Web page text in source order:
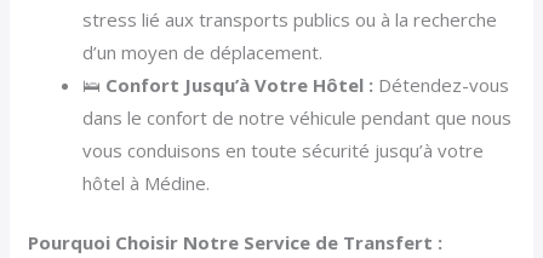
stress lié aux transports publics ou à la recherche
d’un moyen de déplacement.
🛌 Confort Jusqu’à Votre Hôtel : Détendez-vous
dans le confort de notre véhicule pendant que nous
vous conduisons en toute sécurité jusqu’à votre
hôtel à Médine.
Pourquoi Choisir Notre Service de Transfert :